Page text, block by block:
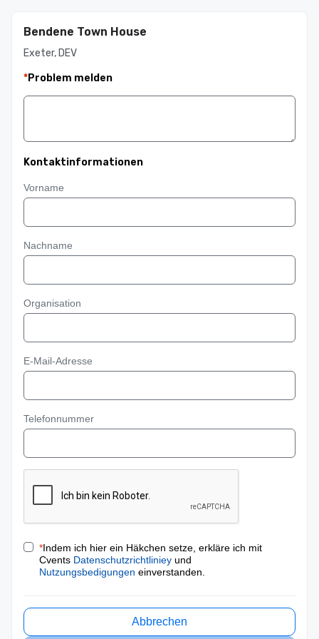
Bendene Town House
Exeter, DEV
*Problem melden
Kontaktinformationen
Vorname
Nachname
Organisation
E-Mail-Adresse
Telefonnummer
*Indem ich hier ein Häkchen setze, erkläre ich mit
Cvents Datenschutzrichtliniey und
Nutzungsbedigungen einverstanden.
Abbrechen